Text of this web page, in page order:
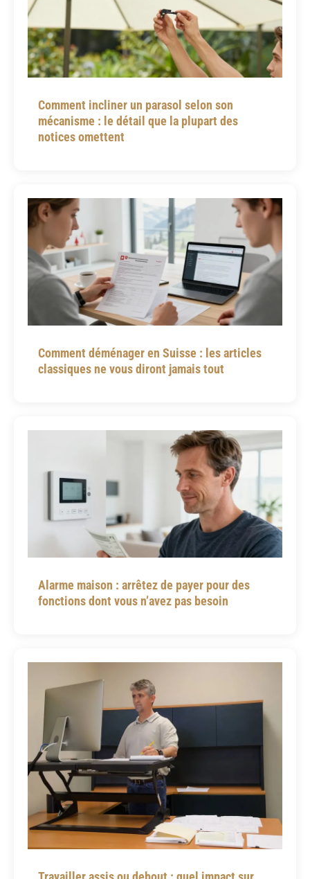
Comment incliner un parasol selon son
mécanisme : le détail que la plupart des
notices omettent
Comment déménager en Suisse : les articles
classiques ne vous diront jamais tout
Alarme maison : arrêtez de payer pour des
fonctions dont vous n’avez pas besoin